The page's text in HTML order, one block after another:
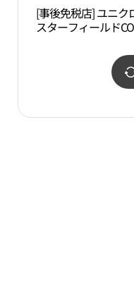
[事後免税店] ユニク
スターフィールド